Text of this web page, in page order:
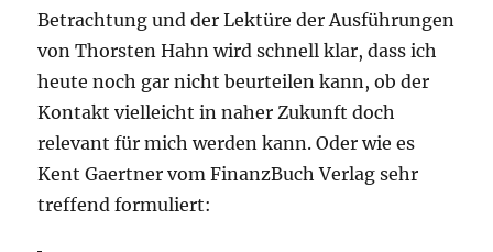
Betrachtung und der Lektüre der Ausführungen
von Thorsten Hahn wird schnell klar, dass ich
heute noch gar nicht beurteilen kann, ob der
Kontakt vielleicht in naher Zukunft doch
relevant für mich werden kann. Oder wie es
Kent Gaertner vom FinanzBuch Verlag sehr
treffend formuliert: